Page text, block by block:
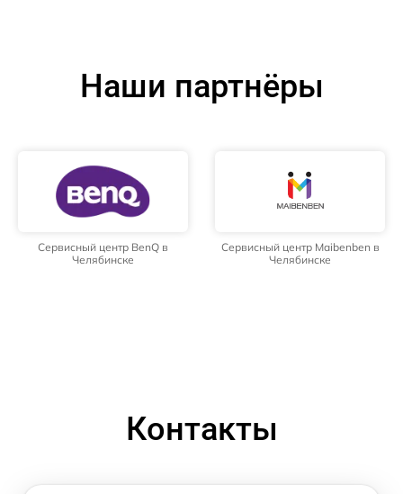
Наши партнёры
Сервисный центр BenQ в
Челябинске
Сервисный центр Maibenben в
Челябинске
Контакты